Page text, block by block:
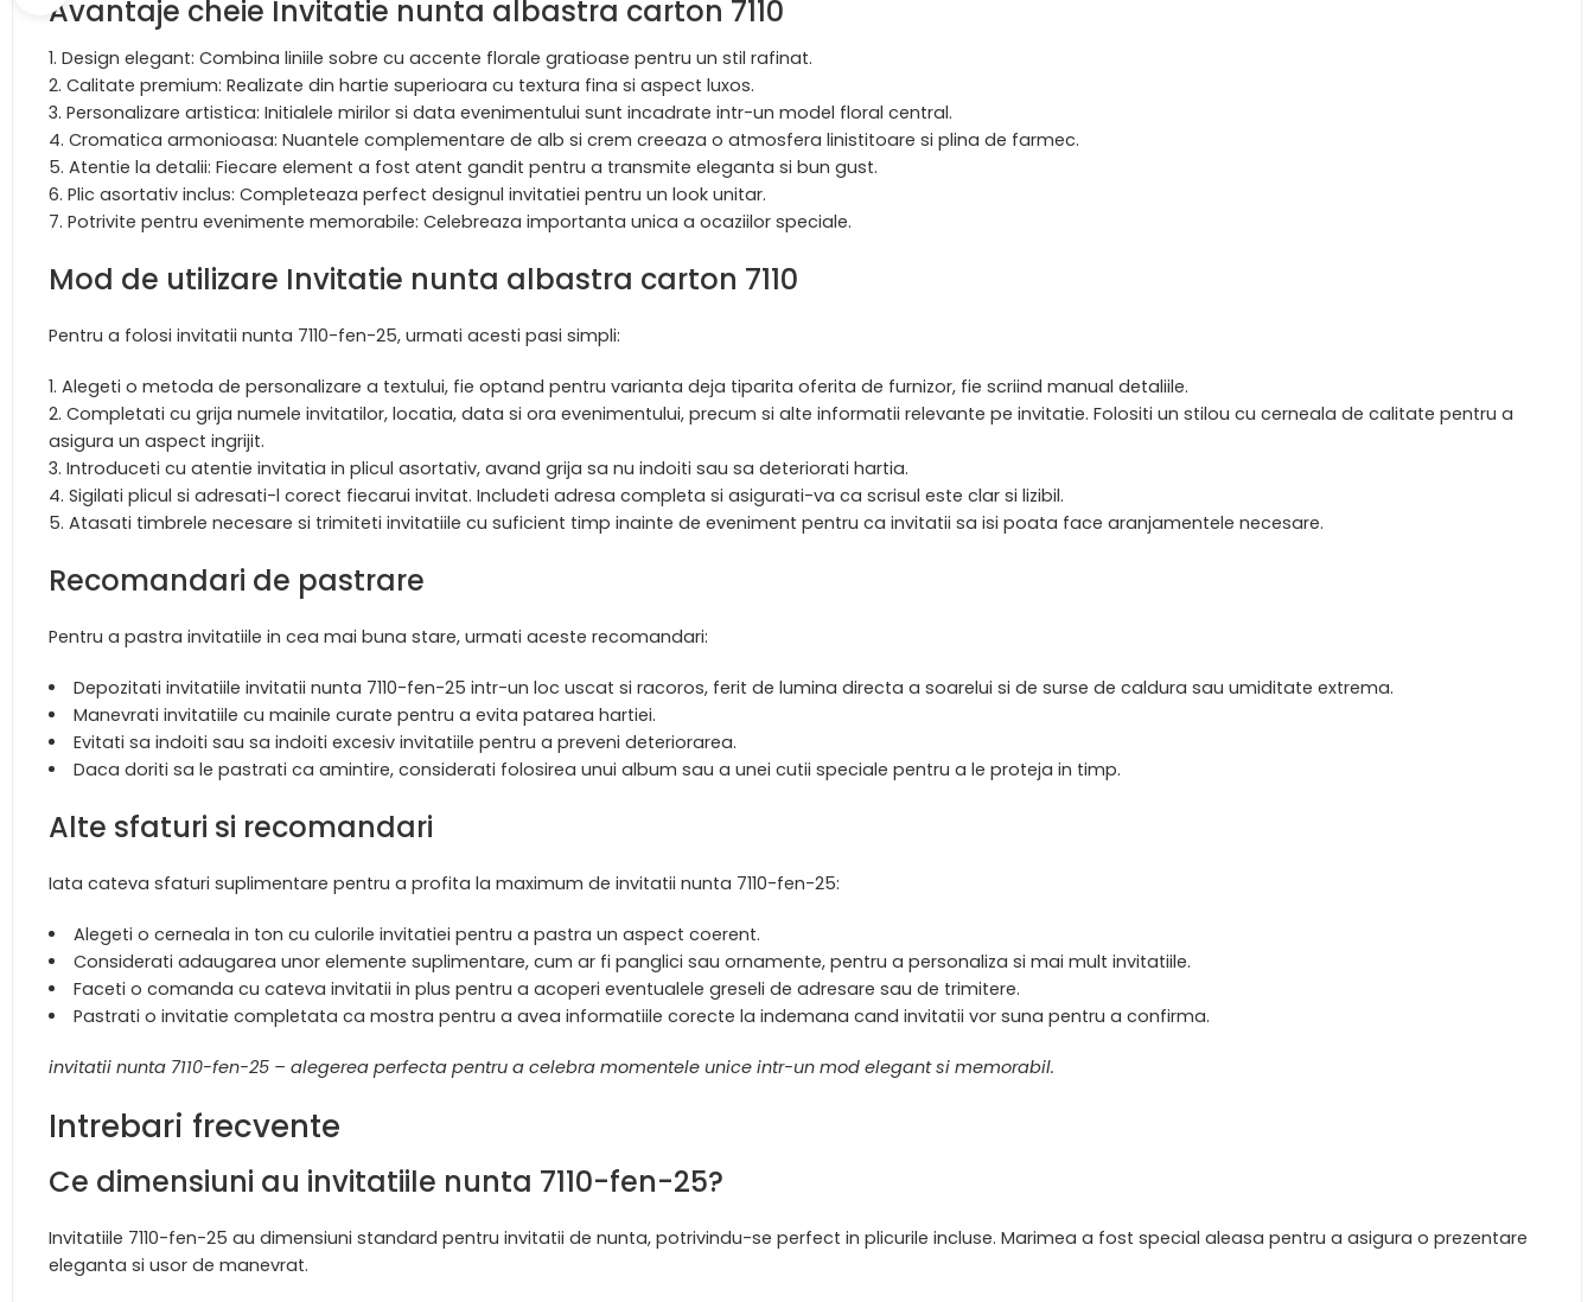
Avantaje cheie Invitatie nunta albastra carton 7110
Design elegant: Combina liniile sobre cu accente florale gratioase pentru un stil rafinat.
Calitate premium: Realizate din hartie superioara cu textura fina si aspect luxos.
Personalizare artistica: Initialele mirilor si data evenimentului sunt incadrate intr-un model floral central.
Cromatica armonioasa: Nuantele complementare de alb si crem creeaza o atmosfera linistitoare si plina de farmec.
Atentie la detalii: Fiecare element a fost atent gandit pentru a transmite eleganta si bun gust.
Plic asortativ inclus: Completeaza perfect designul invitatiei pentru un look unitar.
Potrivite pentru evenimente memorabile: Celebreaza importanta unica a ocaziilor speciale.
Mod de utilizare Invitatie nunta albastra carton 7110
Pentru a folosi invitatii nunta 7110-fen-25, urmati acesti pasi simpli:
Alegeti o metoda de personalizare a textului, fie optand pentru varianta deja tiparita oferita de furnizor, fie scriind manual detaliile.
Completati cu grija numele invitatilor, locatia, data si ora evenimentului, precum si alte informatii relevante pe invitatie. Folositi un stilou cu cerneala de calitate pentru a
asigura un aspect ingrijit.
Introduceti cu atentie invitatia in plicul asortativ, avand grija sa nu indoiti sau sa deteriorati hartia.
Sigilati plicul si adresati-l corect fiecarui invitat. Includeti adresa completa si asigurati-va ca scrisul este clar si lizibil.
Atasati timbrele necesare si trimiteti invitatiile cu suficient timp inainte de eveniment pentru ca invitatii sa isi poata face aranjamentele necesare.
Recomandari de pastrare
Pentru a pastra invitatiile in cea mai buna stare, urmati aceste recomandari:
Depozitati invitatiile invitatii nunta 7110-fen-25 intr-un loc uscat si racoros, ferit de lumina directa a soarelui si de surse de caldura sau umiditate extrema.
Manevrati invitatiile cu mainile curate pentru a evita patarea hartiei.
Evitati sa indoiti sau sa indoiti excesiv invitatiile pentru a preveni deteriorarea.
Daca doriti sa le pastrati ca amintire, considerati folosirea unui album sau a unei cutii speciale pentru a le proteja in timp.
Alte sfaturi si recomandari
Iata cateva sfaturi suplimentare pentru a profita la maximum de invitatii nunta 7110-fen-25:
Alegeti o cerneala in ton cu culorile invitatiei pentru a pastra un aspect coerent.
Considerati adaugarea unor elemente suplimentare, cum ar fi panglici sau ornamente, pentru a personaliza si mai mult invitatiile.
Faceti o comanda cu cateva invitatii in plus pentru a acoperi eventualele greseli de adresare sau de trimitere.
Pastrati o invitatie completata ca mostra pentru a avea informatiile corecte la indemana cand invitatii vor suna pentru a confirma.
invitatii nunta 7110-fen-25 – alegerea perfecta pentru a celebra momentele unice intr-un mod elegant si memorabil.
Intrebari frecvente
Ce dimensiuni au invitatiile nunta 7110-fen-25?
Invitatiile 7110-fen-25 au dimensiuni standard pentru invitatii de nunta, potrivindu-se perfect in plicurile incluse. Marimea a fost special aleasa pentru a asigura o prezentare
eleganta si usor de manevrat.